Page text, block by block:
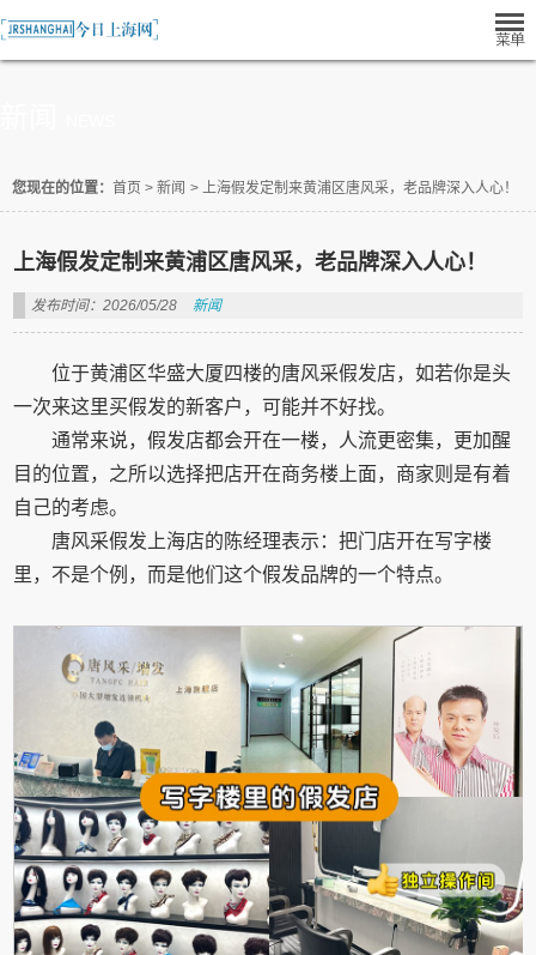
您现在的位置： 首页 > 新闻 > 上海假发定制来黄浦区唐风采，老品牌深入人心！
上海假发定制来黄浦区唐风采，老品牌深入人心！
发布时间：2026/05/28 新闻
位于黄浦区华盛大厦四楼的唐风采假发店，如若你是头
一次来这里买假发的新客户，可能并不好找。
通常来说，假发店都会开在一楼，人流更密集，更加醒
目的位置，之所以选择把店开在商务楼上面，商家则是有着
自己的考虑。
唐风采假发上海店的陈经理表示：把门店开在写字楼
里，不是个例，而是他们这个假发品牌的一个特点。